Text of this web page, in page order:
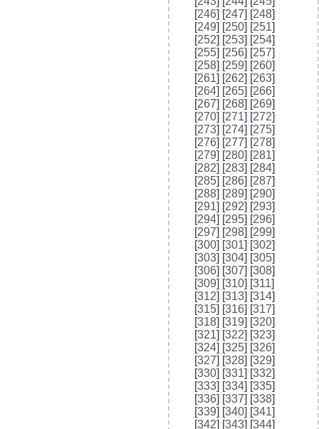
[246] [247] [248]
[249] [250] [251]
[252] [253] [254]
[255] [256] [257]
[258] [259] [260]
[261] [262] [263]
[264] [265] [266]
[267] [268] [269]
[270] [271] [272]
[273] [274] [275]
[276] [277] [278]
[279] [280] [281]
[282] [283] [284]
[285] [286] [287]
[288] [289] [290]
[291] [292] [293]
[294] [295] [296]
[297] [298] [299]
[300] [301] [302]
[303] [304] [305]
[306] [307] [308]
[309] [310] [311]
[312] [313] [314]
[315] [316] [317]
[318] [319] [320]
[321] [322] [323]
[324] [325] [326]
[327] [328] [329]
[330] [331] [332]
[333] [334] [335]
[336] [337] [338]
[339] [340] [341]
[342] [343] [344]